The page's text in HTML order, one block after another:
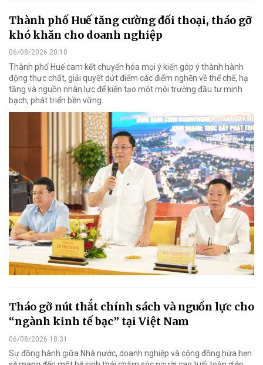
Thành phố Huế tăng cường đối thoại, tháo gỡ
khó khăn cho doanh nghiệp
06/08/2026 20:10
Thành phố Huế cam kết chuyển hóa mọi ý kiến góp ý thành hành
động thực chất, giải quyết dứt điểm các điểm nghẽn về thể chế, hạ
tầng và nguồn nhân lực để kiến tạo một môi trường đầu tư minh
bạch, phát triển bền vững.
Tháo gỡ nút thắt chính sách và nguồn lực cho
“ngành kinh tế bạc” tại Việt Nam
06/08/2026 18:31
Sự đồng hành giữa Nhà nước, doanh nghiệp và cộng đồng hứa hẹn